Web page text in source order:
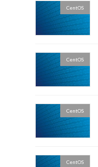
CentOS
CentOS
CentOS
CentOS